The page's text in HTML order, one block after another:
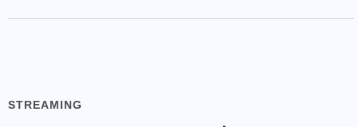
STREAMING